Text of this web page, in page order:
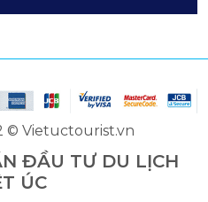
© Vietuctourist.vn
ĐẦU TƯ DU LỊCH
ÚC